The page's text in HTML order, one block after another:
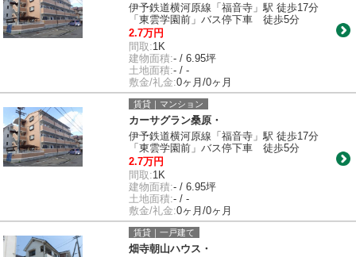
伊予鉄道横河原線「福音寺」駅 徒歩17分
「東雲学園前」バス停下車 徒歩5分
2.7万円
間取:1K
建物面積:- / 6.95坪
土地面積:- / -
敷金/礼金:0ヶ月/0ヶ月
賃貸｜マンション
カーサグラン桑原・
伊予鉄道横河原線「福音寺」駅 徒歩17分
「東雲学園前」バス停下車 徒歩5分
2.7万円
間取:1K
建物面積:- / 6.95坪
土地面積:- / -
敷金/礼金:0ヶ月/0ヶ月
賃貸｜一戸建て
畑寺朝山ハウス・